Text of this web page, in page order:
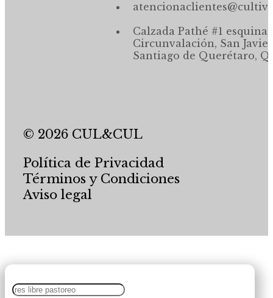
Calzada Pathé #1 esquina,
Circunvalación, San
Santiago de Querétaro,
© 2026 CUL&CUL
Política de Privacidad
Términos y Condiciones
Aviso legal